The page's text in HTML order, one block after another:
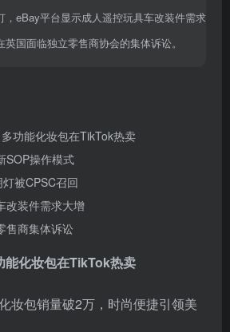
，eBay平台显示成人遥控玩具车改装件需求
国面临独立零售商协会的集体诉讼。
功能化妆包在TikTok热卖
SOP操作模式
被CPSC召回
改装件需求大增
售商集体诉讼
能化妆包在TikTok热卖